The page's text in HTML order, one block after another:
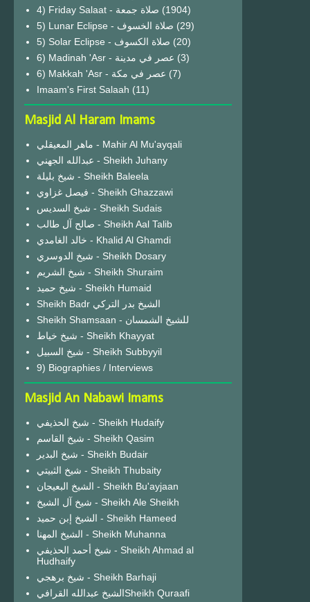
4) Friday Salaat - صلاة جمعة (1904)
5) Lunar Eclipse - صلاة الخسوف (29)
(20)
6) Madinah 'Asr - عصر في مدينة (3)
6) Makkah 'Asr - عصر في مكة (7)
Imaam's First Salaah (11)
Masjid Al Haram Imams
ماهر المعيقلي - Mahir Al Mu'ayqali
عبدالله الجهني - Sheikh Juhany
شيخ بليلة - Sheikh Baleela
فيصل غزاوي - Sheikh Ghazzawi
شيخ السديس - Sheikh Sudais
صالح آل طالب - Sheikh Aal Talib
خالد الغامدي - Khalid Al Ghamdi
شيخ الدوسري - Sheikh Dosary
شيخ الشريم - Sheikh Shuraim
شيخ حميد - Sheikh Humaid
Sheikh Badr الشيخ بدر التركي
Sheikh Shamsaan - للشيخ الشمسان
شيخ خياط - Sheikh Khayyat
شيخ السبيل - Sheikh Subbyyil
9) Biographies / Interviews
Masjid An Nabawi Imams
شيخ الحذيفي - Sheikh Hudaify
شيخ القاسم - Sheikh Qasim
شيخ البدير - Sheikh Budair
شيخ الثبيتي - Sheikh Thubaity
الشيخ البعيجان - Sheikh Bu'ayjaan
شيخ آل الشيخ - Sheikh Ale Sheikh
الشيخ إبن حميد - Sheikh Hameed
الشيخ المهنا - Sheikh Muhanna
شيخ أحمد الحذيفي - Sheikh Ahmad al
Hudhaify
شيخ برهجي - Sheikh Barhaji
الشيخ عبدالله القرافيSheikh Quraafi